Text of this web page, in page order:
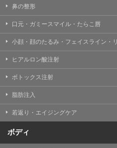
【個人情報の開示・訂正・利
TCBグループは、本人の申
開示、訂正、更新、削除、利
について、これを適切に対応
【Cookie(クッキー)について
Cookieは、一般的にインター
の閲覧情報を記憶させておく
TCBグループでは、Cookie及
を分析し、パフォーマンス改
提供するサービスの向上・
ることがあります。ご使用の
鼻の整形
口元・ガミースマイル・たらこ唇
小顔・顔のたるみ・フェイスライン・
ヒアルロン酸注射
ボトックス注射
脂肪注入
若返り・エイジングケア
ボディ